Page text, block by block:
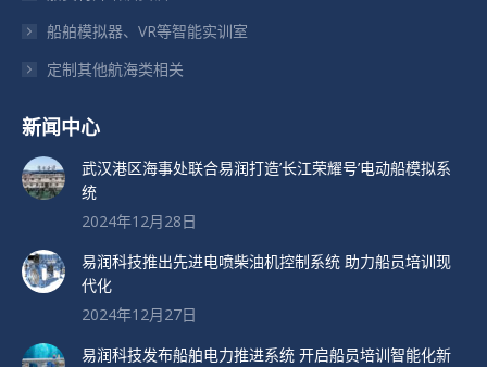
船舶模拟器、VR等智能实训室
定制其他航海类相关
新闻中心
武汉港区海事处联合易润打造’长江荣耀号’电动船模拟系
统
2024年12月28日
易润科技推出先进电喷柴油机控制系统 助力船员培训现
代化
2024年12月27日
易润科技发布船舶电力推进系统 开启船员培训智能化新